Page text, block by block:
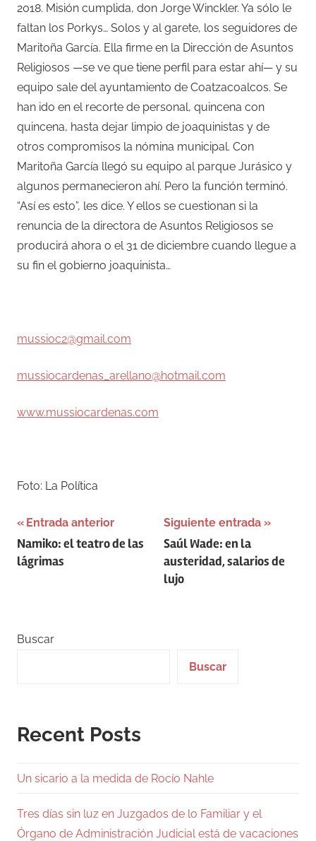
2018. Misión cumplida, don Jorge Winckler. Ya sólo le
faltan los Porkys… Solos y al garete, los seguidores de
Maritoña García. Ella firme en la Dirección de Asuntos
Religiosos —se ve que tiene perfil para estar ahí— y su
equipo sale del ayuntamiento de Coatzacoalcos. Se
han ido en el recorte de personal, quincena con
quincena, hasta dejar limpio de joaquinistas y de
otros compromisos la nómina municipal. Con
Maritoña García llegó su equipo al parque Jurásico y
algunos permanecieron ahí. Pero la función terminó.
“Así es esto”, les dice. Y ellos se cuestionan si la
renuncia de la directora de Asuntos Religiosos se
producirá ahora o el 31 de diciembre cuando llegue a
su fin el gobierno joaquinista…
mussioc2@gmail.com
mussiocardenas_arellano@hotmail.com
www.mussiocardenas.com
Foto: La Política
Navegación
de
Entrada anterior
Namiko: el teatro de las
lágrimas
Siguiente entrada
Saúl Wade: en la
austeridad, salarios de
lujo
Buscar
Buscar
Recent Posts
Un sicario a la medida de Rocío Nahle
Tres días sin luz en Juzgados de lo Familiar y el
Órgano de Administración Judicial está de vacaciones